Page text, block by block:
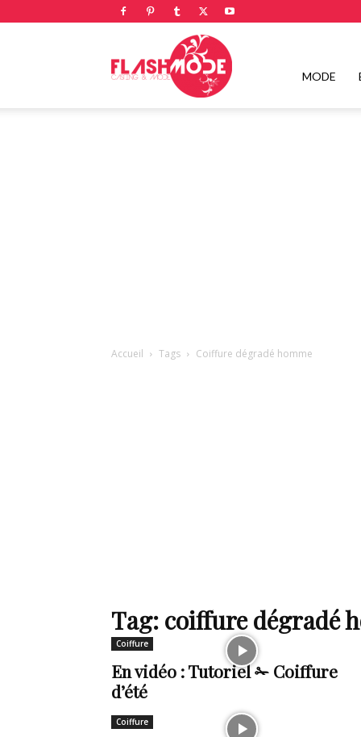
Flashmode
style
MODE
Accueil Tags Coiffure dégradé homme
Tag: coiffure dégradé
Coiffure
En vidéo : Tutoriel ✁ Coiffure
d’été
Coiffure